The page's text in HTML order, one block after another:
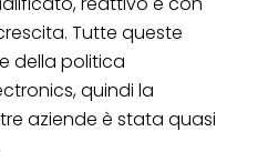
Tutte queste
della politica
quindi la
aziende è stata quasi